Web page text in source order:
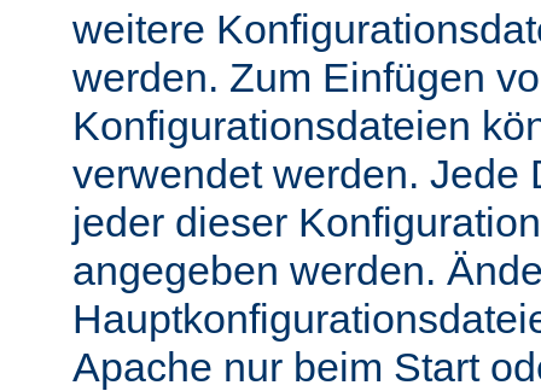
weitere
werden. Zum Einfügen
Konfigurationsdateien
verwendet werden. Jede
jeder dieser
angegeben werden.
Apache nur beim Start